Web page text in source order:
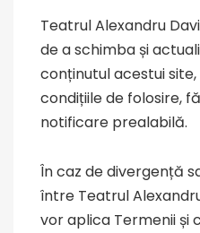
Teatrul Alexandru
de a schimba și
conținutul acestui
condițiile de folosire,
notificare prealabilă.
În caz de divergență
între Teatrul
vor aplica Termenii și